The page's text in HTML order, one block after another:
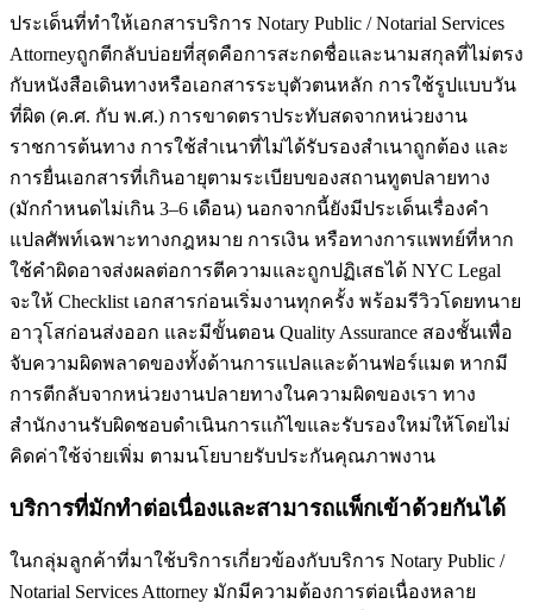
ประเด็นที่ทำให้เอกสารบริการ Notary Public / Notarial Services
Attorneyถูกตีกลับบ่อยที่สุดคือการสะกดชื่อและนามสกุลที่ไม่ตรง
กับหนังสือเดินทางหรือเอกสารระบุตัวตนหลัก การใช้รูปแบบวัน
ที่ผิด (ค.ศ. กับ พ.ศ.) การขาดตราประทับสดจากหน่วยงาน
ราชการต้นทาง การใช้สำเนาที่ไม่ได้รับรองสำเนาถูกต้อง และ
การยื่นเอกสารที่เกินอายุตามระเบียบของสถานทูตปลายทาง
(มักกำหนดไม่เกิน 3–6 เดือน) นอกจากนี้ยังมีประเด็นเรื่องคำ
แปลศัพท์เฉพาะทางกฎหมาย การเงิน หรือทางการแพทย์ที่หาก
ใช้คำผิดอาจส่งผลต่อการตีความและถูกปฏิเสธได้ NYC Legal
จะให้ Checklist เอกสารก่อนเริ่มงานทุกครั้ง พร้อมรีวิวโดยทนาย
อาวุโสก่อนส่งออก และมีขั้นตอน Quality Assurance สองชั้นเพื่อ
จับความผิดพลาดของทั้งด้านการแปลและด้านฟอร์แมต หากมี
การตีกลับจากหน่วยงานปลายทางในความผิดของเรา ทาง
สำนักงานรับผิดชอบดำเนินการแก้ไขและรับรองใหม่ให้โดยไม่
คิดค่าใช้จ่ายเพิ่ม ตามนโยบายรับประกันคุณภาพงาน
บริการที่มักทำต่อเนื่องและสามารถแพ็กเข้าด้วยกันได้
ในกลุ่มลูกค้าที่มาใช้บริการเกี่ยวข้องกับบริการ Notary Public /
Notarial Services Attorney มักมีความต้องการต่อเนื่องหลาย